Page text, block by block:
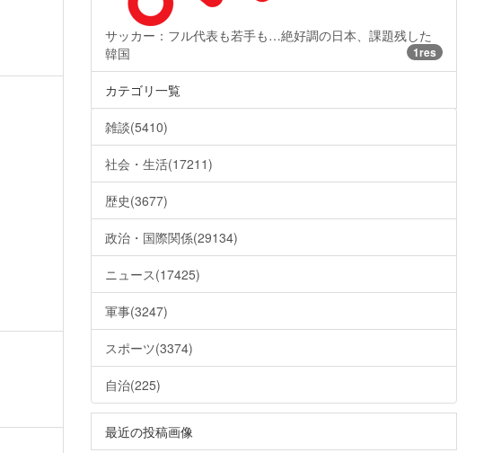
サッカー：フル代表も若手も…絶好調の日本、課題残した
韓国
1res
カテゴリ一覧
雑談(5410)
社会・生活(17211)
歴史(3677)
政治・国際関係(29134)
ニュース(17425)
軍事(3247)
スポーツ(3374)
自治(225)
最近の投稿画像